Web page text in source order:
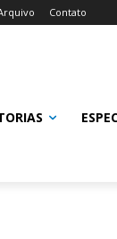
Contato